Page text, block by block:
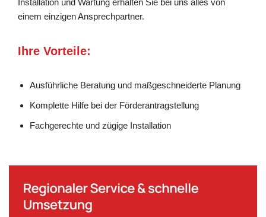
einem einzigen Ansprechpartner.
Ihre Vorteile:
Ausführliche Beratung und maßgeschneiderte Planung
Komplette Hilfe bei der Förderantragstellung
Fachgerechte und zügige Installation